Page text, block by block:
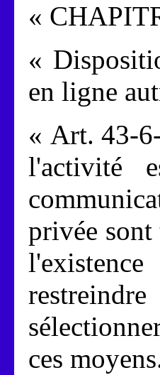
«
«
en ligne
« Art. 43-
l'activité
privée sont
ces